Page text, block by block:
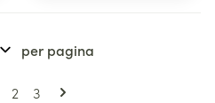
Pagina's
lees momenteel pagina
Pagina
2 Pagina
3
per pagina